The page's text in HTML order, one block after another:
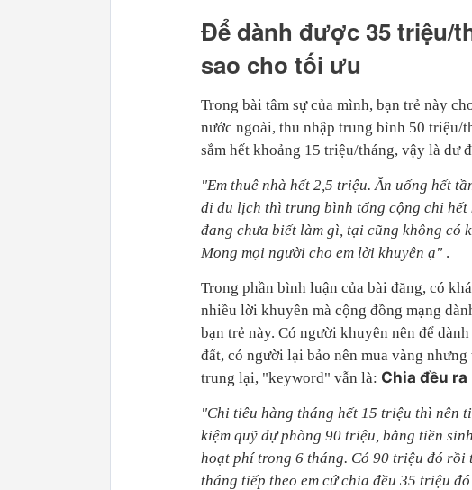
Để dành được 35 triệu/
sao cho tối ưu
Trong bài tâm sự của mình, bạn trẻ này
nước ngoài, thu nhập trung bình 50 triệu/
sắm hết khoảng 15 triệu/tháng, vậy là dư
"Em thuê nhà hết 2,5 triệu. Ăn uống hết
đi du lịch thì trung bình tổng cộng chi
đang chưa biết làm gì, tại cũng không có
Mong mọi người cho em lời khuyên ạ" .
Trong phần bình luận của bài đăng, có khá
nhiều lời khuyên mà cộng đồng mạng
bạn trẻ này. Có người khuyên nên để dành
đất, có người lại bảo nên mua vàng nhưng
trung lại, "keyword" vẫn là: Chia đều ra
"Chi tiêu hàng tháng hết 15 triệu thì nên
kiệm quỹ dự phòng 90 triệu, bằng tiền sinh
hoạt phí trong 6 tháng. Có 90 triệu đó rồi
tháng tiếp theo em cứ chia đều 35 triệu